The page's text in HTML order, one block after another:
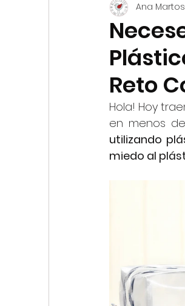
Técnicas de Costura
Básicos
My First Stitches
Reto
Ana Martos
Hola! Hoy
en menos
utilizando
miedo al